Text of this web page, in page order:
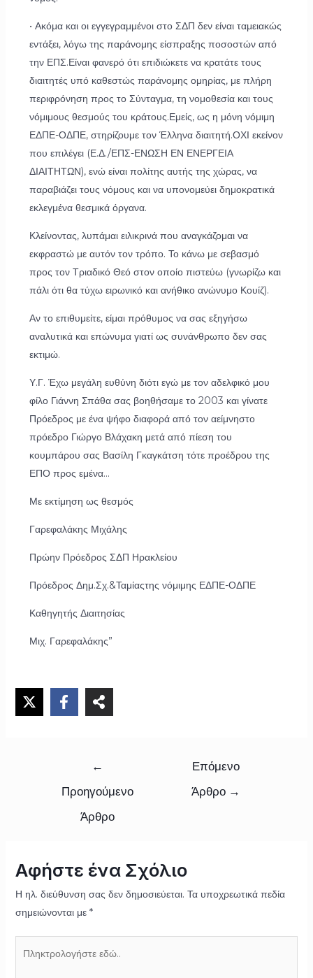
• Ακόμα και οι εγγεγραμμένοι στο ΣΔΠ δεν είναι ταμειακώς
εντάξει, λόγω της παράνομης είσπραξης ποσοστών από
την ΕΠΣ.Είναι φανερό ότι επιδιώκετε να κρατάτε τους
διαιτητές υπό καθεστώς παράνομης ομηρίας, με πλήρη
περιφρόνηση προς το Σύνταγμα, τη νομοθεσία και τους
νόμιμους θεσμούς του κράτους.Εμείς, ως η μόνη νόμιμη
ΕΔΠΕ-ΟΔΠΕ, στηρίζουμε τον Έλληνα διαιτητή.ΟΧΙ εκείνον
που επιλέγει (Ε.Δ./ΕΠΣ-ΕΝΩΣΗ ΕΝ ΕΝΕΡΓΕΙΑ
ΔΙΑΙΤΗΤΩΝ), ενώ είναι πολίτης αυτής της χώρας, να
παραβιάζει τους νόμους και να υπονομεύει δημοκρατικά
εκλεγμένα θεσμικά όργανα.
Κλείνοντας, λυπάμαι ειλικρινά που αναγκάζομαι να
εκφραστώ με αυτόν τον τρόπο. Το κάνω με σεβασμό
προς τον Τριαδικό Θεό στον οποίο πιστεύω (γνωρίζω και
πάλι ότι θα τύχω ειρωνικό και ανήθικο ανώνυμο Κουίζ).
Αν το επιθυμείτε, είμαι πρόθυμος να σας εξηγήσω
αναλυτικά και επώνυμα γιατί ως συνάνθρωπο δεν σας
εκτιμώ.
Υ.Γ. Έχω μεγάλη ευθύνη διότι εγώ με τον αδελφικό μου
φίλο Γιάννη Σπάθα σας βοηθήσαμε το 2003 και γίνατε
Πρόεδρος με ένα ψήφο διαφορά από τον αείμνηστο
πρόεδρο Γιώργο Βλάχακη μετά από πίεση του
κουμπάρου σας Βασίλη Γκαγκάτση τότε προέδρου της
ΕΠΟ προς εμένα…
Με εκτίμηση ως θεσμός
Γαρεφαλάκης Μιχάλης
Πρώην Πρόεδρος ΣΔΠ Ηρακλείου
Πρόεδρος Δημ.Σχ.&Ταμίαςτης νόμιμης ΕΔΠΕ-ΟΔΠΕ
Καθηγητής Διαιτησίας
Μιχ. Γαρεφαλάκης”
←
Προηγούμενο
Άρθρο
Επόμενο
Άρθρο →
Αφήστε ένα Σχόλιο
Η ηλ. διεύθυνση σας δεν δημοσιεύεται. Τα υποχρεωτικά πεδία
σημειώνονται με *